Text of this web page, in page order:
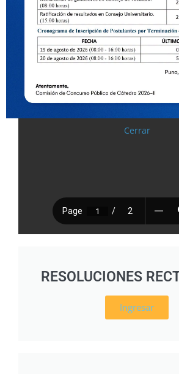
RESOLUCIONES
Ingresar
Cerrar